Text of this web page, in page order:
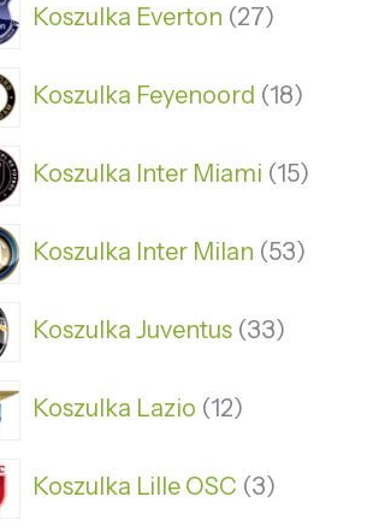
Koszulka Everton 27
Koszulka Feyenoord 18
Koszulka Inter Miami 15
Koszulka Inter Milan 53
Koszulka Juventus 33
Koszulka Lazio 12
Koszulka Lille OSC 3